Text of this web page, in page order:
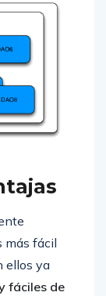
más fácil
ellos ya
fáciles de